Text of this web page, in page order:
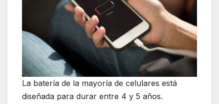
La batería de la mayoría de celulares está
diseñada para durar entre 4 y 5 años.